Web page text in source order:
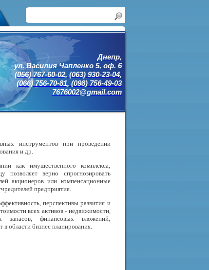
Днепр,
ул. Василия Чапленко 5, оф. 6
(056) 767-60-02, (063) 930-23-04,
(066) 756-70-81, (098) 756-49-03
7676002@gmail.com
инструментов при проведении
и др.
как имущественного комплекса,
позволяет верно спрогнозировать
акционеров или компенсационные
предприятия.
перспективы развития и
всех активов - недвижимости,
финансовых вложений,
в области бизнес планирования.